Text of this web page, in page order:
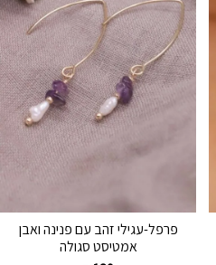
פרפל-עגילי זהב עם פנינה ואבן
אמטיסט סגולה